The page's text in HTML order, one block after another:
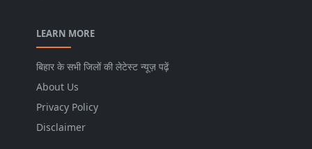
LEARN MORE
बिहार के सभी जिलों की लेटेस्ट न्यूज़ पढ़ें
About Us
Privacy Policy
Disclaimer